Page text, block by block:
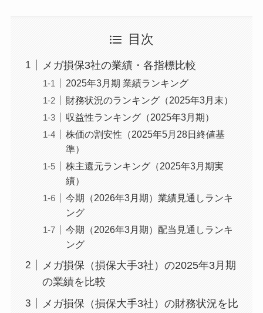
最高益で株価は上がる？
SOMPOホールディングスの
2025年3月期決算を解説｜6月
から始まる自社株買いで株価
は上がるの？
あわせて読みたい
2025年3月期決算を解説｜好調
な決算で株価はどうなる？
目次
メガ損保3社の業績・各指標比較
2025年3月期 業績ランキング
財務状況のランキング（2025年3月末）
収益性ランキング（2025年3月期）
株価の割安性（2025年5月28日終値基
準）
株主還元ランキング（2025年3月期実
績）
今期（2026年3月期）業績見通しランキ
ング
今期（2026年3月期）配当見通しランキ
ング
メガ損保（損保大手3社）の2025年3月期
の業績を比較
メガ損保（損保大手3社）の財務状況を比